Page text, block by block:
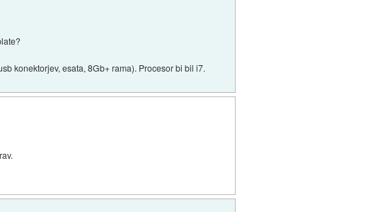
konektorjev, esata, 8Gb+ rama). Procesor bi bil i7.